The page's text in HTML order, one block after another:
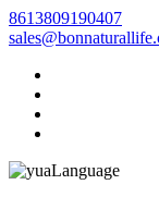
8613809190407
Language